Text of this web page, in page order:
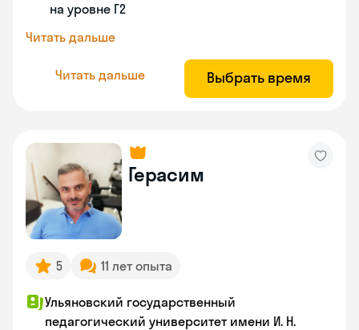
на уровне Г2
Читать дальше
Читать дальше Выбрать время
Герасим
5 11 лет опыта
Ульяновский государственный
педагогический университет имени И. Н.